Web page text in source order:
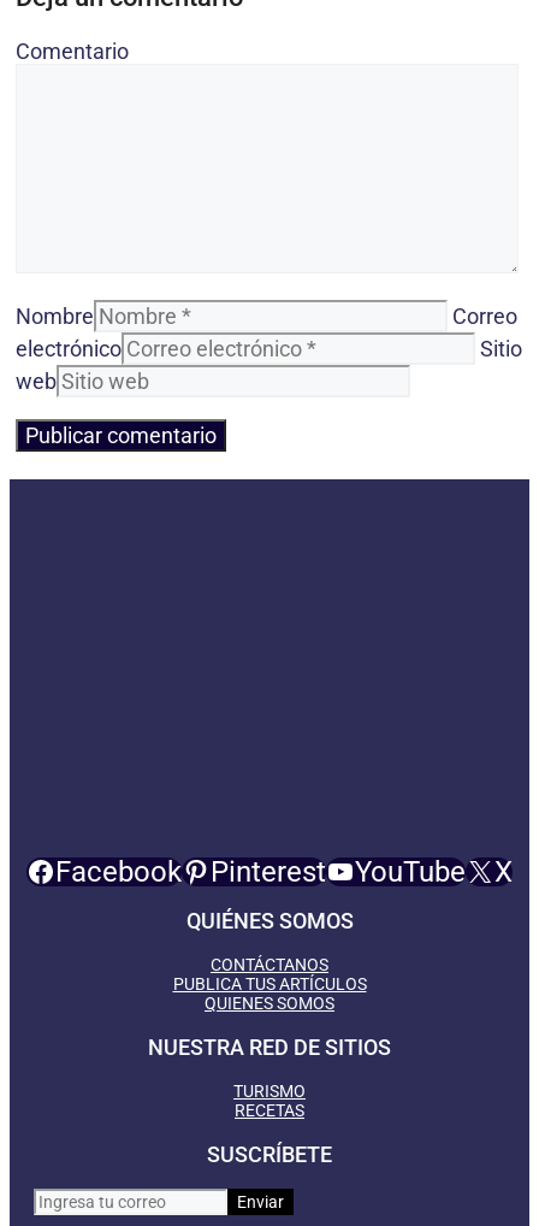
Comentario
Nombre
Correo
electrónico
Sitio
web
Facebook Pinterest YouTube X
QUIÉNES SOMOS
CONTÁCTANOS
PUBLICA TUS ARTÍCULOS
QUIENES SOMOS
NUESTRA RED DE SITIOS
TURISMO
RECETAS
SUSCRÍBETE